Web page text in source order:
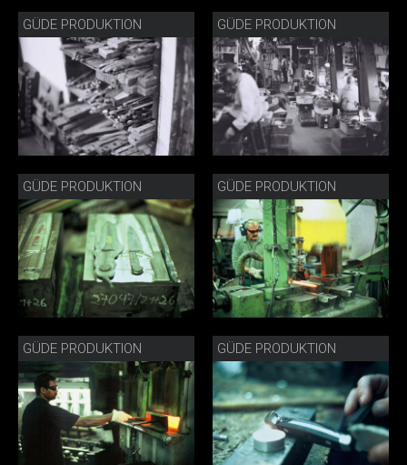
GÜDE PRODUKTION GÜDE PRODUKTION
GÜDE PRODUKTION GÜDE PRODUKTION
GÜDE PRODUKTION GÜDE PRODUKTION